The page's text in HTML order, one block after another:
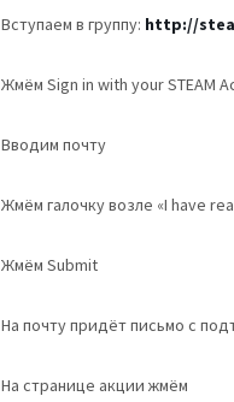
Вступаем в группу: http://
Жмём Sign in with your STEAM
Вводим почту
Жмём галочку возле «I have
Жмём Submit
На почту придёт письмо с
На странице акции жмём